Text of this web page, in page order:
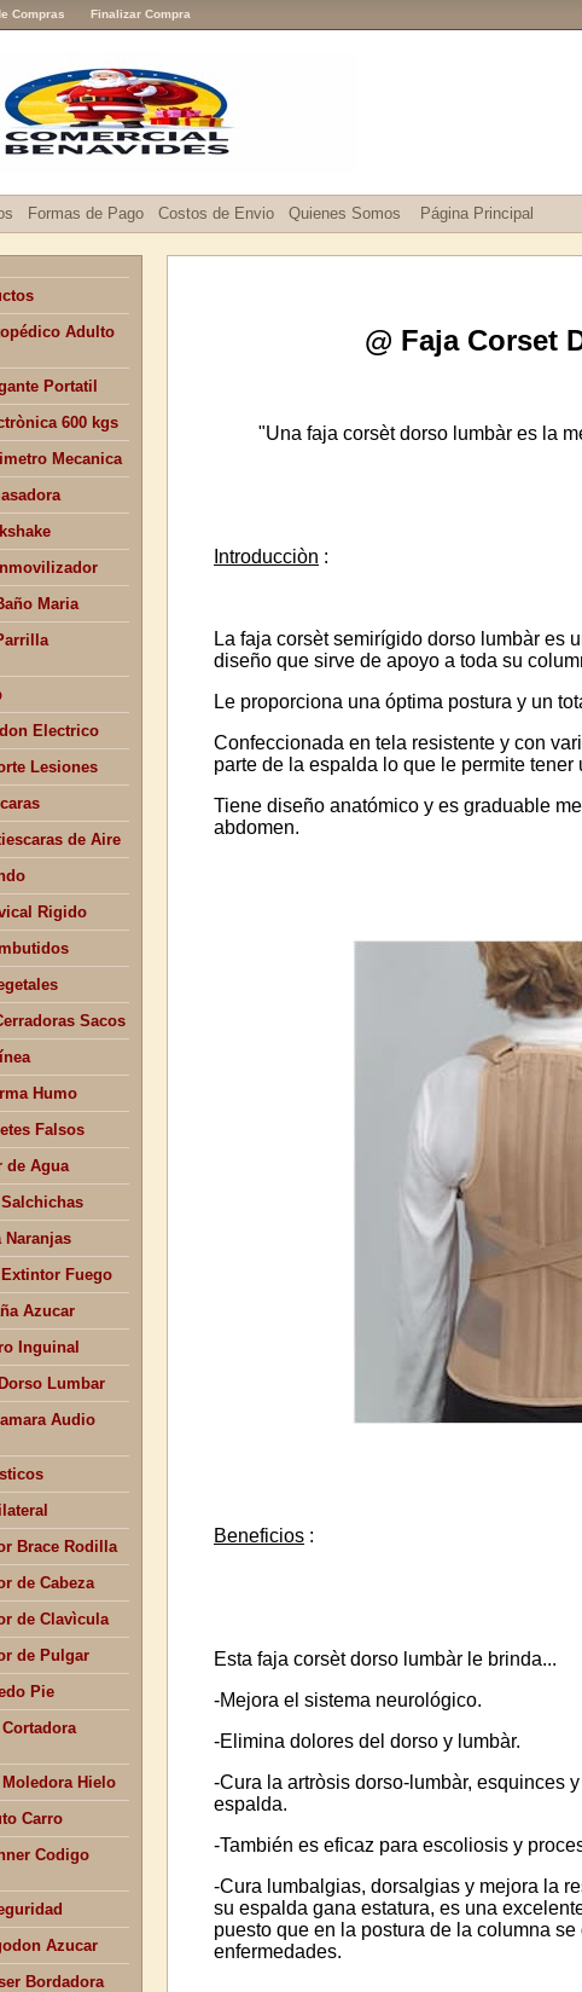
Compras Finalizar Compra
Formas de Pago Costos de Envio Quienes Somos Página Principal
Adulto
Portatil
600 kgs
Mecanica
Maria
Electrico
Lesiones
de Aire
Rigido
Sacos
Humo
Falsos
de Agua
Fuego
Azucar
Inguinal
Lumbar
Audio
Brace Rodilla
de Cabeza
de Clavìcula
de Pulgar
Pie
Hielo
Carro
Codigo
Azucar
Bordadora
@ Faja Corset
"Una faja corsèt dorso lumbàr es la
Introducciòn :
La faja corsèt semirígido dorso lumbàr es
diseño que sirve de apoyo a toda su
Le proporciona una óptima postura y un
Confeccionada en tela resistente y con
parte de la espalda lo que le permite tener
Tiene diseño anatómico y es graduable
abdomen.
Beneficios :
Esta faja corsèt dorso lumbàr le brinda...
-Mejora el sistema neurológico.
-Elimina dolores del dorso y lumbàr.
-Cura la artròsis dorso-lumbàr, esquinces
espalda.
-También es eficaz para escoliosis y
-Cura lumbalgias, dorsalgias y mejora la
su espalda gana estatura, es una
puesto que en la postura de la columna
enfermedades.